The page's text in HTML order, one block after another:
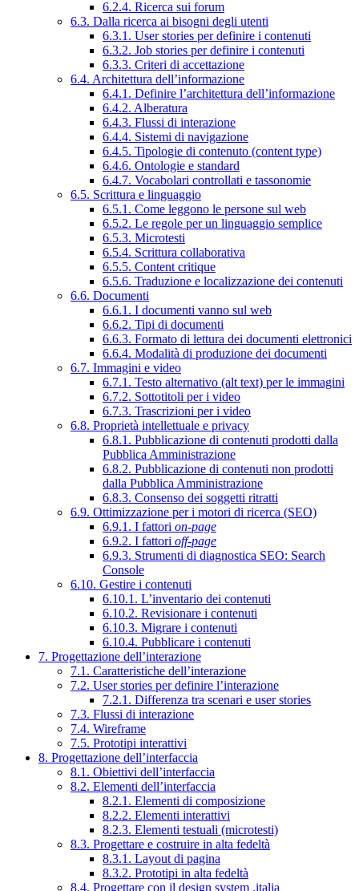
6.2.4. Ricerca sui forum
6.3. Dalla ricerca ai bisogni degli utenti
6.3.1. User stories per definire i contenuti
6.3.2. Job stories per definire i contenuti
6.3.3. Criteri di accettazione
6.4. Architettura dell’informazione
6.4.1. Definire l’architettura dell’informazione
6.4.2. Alberatura
6.4.3. Flussi di interazione
6.4.4. Sistemi di navigazione
6.4.5. Tipologie di contenuto (content type)
6.4.6. Ontologie e standard
6.4.7. Vocabolari controllati e tassonomie
6.5. Scrittura e linguaggio
6.5.1. Come leggono le persone sul web
6.5.2. Le regole per un linguaggio semplice
6.5.3. Microtesti
6.5.4. Scrittura collaborativa
6.5.5. Content critique
6.5.6. Traduzione e localizzazione dei contenuti
6.6. Documenti
6.6.1. I documenti vanno sul web
6.6.2. Tipi di documenti
6.6.3. Formato di lettura dei documenti elettronici
6.6.4. Modalità di produzione dei documenti
6.7. Immagini e video
6.7.1. Testo alternativo (alt text) per le immagini
6.7.2. Sottotitoli per i video
6.7.3. Trascrizioni per i video
6.8. Proprietà intellettuale e privacy
6.8.1. Pubblicazione di contenuti prodotti dalla
Pubblica Amministrazione
6.8.2. Pubblicazione di contenuti non prodotti
dalla Pubblica Amministrazione
6.8.3. Consenso dei soggetti ritratti
6.9. Ottimizzazione per i motori di ricerca (SEO)
6.9.1. I fattori on-page
6.9.2. I fattori off-page
6.9.3. Strumenti di diagnostica SEO: Search
Console
6.10. Gestire i contenuti
6.10.1. L’inventario dei contenuti
6.10.2. Revisionare i contenuti
6.10.3. Migrare i contenuti
6.10.4. Pubblicare i contenuti
7. Progettazione dell’interazione
7.1. Caratteristiche dell’interazione
7.2. User stories per definire l’interazione
7.2.1. Differenza tra scenari e user stories
7.3. Flussi di interazione
7.4. Wireframe
7.5. Prototipi interattivi
8. Progettazione dell’interfaccia
8.1. Obiettivi dell’interfaccia
8.2. Elementi dell’interfaccia
8.2.1. Elementi di composizione
8.2.2. Elementi interattivi
8.2.3. Elementi testuali (microtesti)
8.3. Progettare e costruire in alta fedeltà
8.3.1. Layout di pagina
8.3.2. Prototipi in alta fedeltà
8.4. Progettare con il design system .italia